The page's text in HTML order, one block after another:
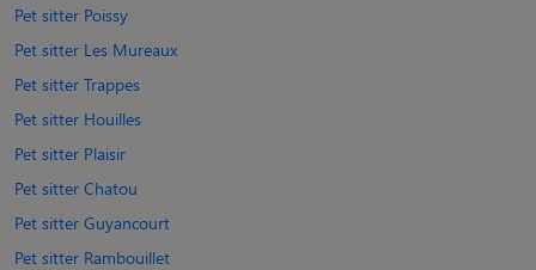
Pet sitter Poissy
Pet sitter Les Mureaux
Pet sitter Trappes
Pet sitter Houilles
Pet sitter Plaisir
Pet sitter Chatou
Pet sitter Guyancourt
Pet sitter Rambouillet